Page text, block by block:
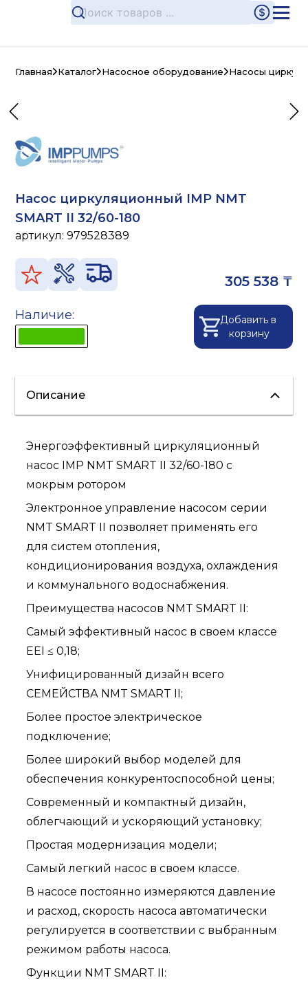
Главная Каталог Насосное оборудование Насосы
Насос циркуляционный IMP NMT
SMART II 32/60-180
артикул:979528389
305 538 ₸
Наличие:
Добавить в
корзину
Описание
Энергоэффективный циркуляционный
насос IMP NMT SMART II 32/60-180 с
мокрым ротором
Электронное управление насосом серии
NMT SMART II позволяет применять его
для систем отопления,
кондиционирования воздуха, охлаждения
и коммунального водоснабжения.
Преимущества насосов NMT SMART II:
Самый эффективный насос в своем классе
EEI ≤ 0,18;
Унифицированный дизайн всего
СЕМЕЙСТВА NMT SMART II;
Более простое электрическое
подключение;
Более широкий выбор моделей для
обеспечения конкурентоспособной цены;
Современный и компактный дизайн,
облегчающий и ускоряющий установку;
Простая модернизация модели;
Самый легкий насос в своем классе.
В насосе постоянно измеряются давление
и расход, скорость насоса автоматически
регулируется в соответствии с выбранным
режимом работы насоса.
Функции NMT SMART II: